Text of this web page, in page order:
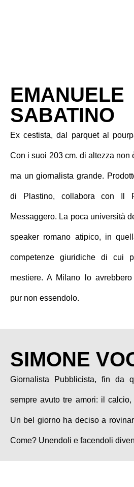
EMANUELE
SABATINO
Ex cestista, dal parquet al
Con i suoi 203 cm. di altezza non
ma un giornalista grande.
di Plastino, collabora con Il
Messaggero. La poca università
speaker romano atipico, in
competenze giuridiche di cui
mestiere. A Milano lo
pur non essendolo.
SIMONE
Giornalista Pubblicista, fin da
sempre avuto tre amori: il
Un bel giorno ha deciso a
Come? Unendoli e facendoli